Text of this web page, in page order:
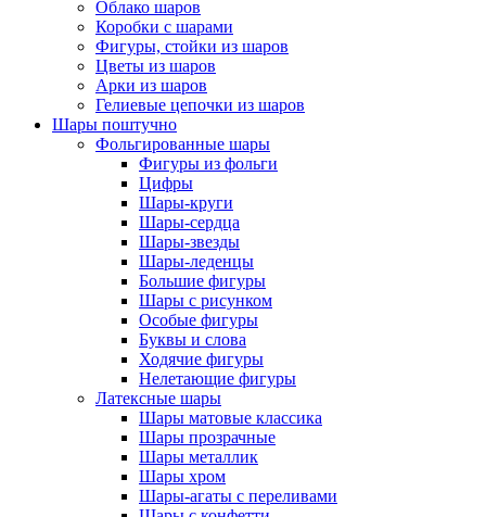
Облако шаров
Коробки с шарами
Фигуры, стойки из шаров
Цветы из шаров
Арки из шаров
Гелиевые цепочки из шаров
Шары поштучно
Фольгированные шары
Фигуры из фольги
Цифры
Шары-круги
Шары-сердца
Шары-звезды
Шары-леденцы
Большие фигуры
Шары с рисунком
Особые фигуры
Буквы и слова
Ходячие фигуры
Нелетающие фигуры
Латексные шары
Шары матовые классика
Шары прозрачные
Шары металлик
Шары хром
Шары-агаты с переливами